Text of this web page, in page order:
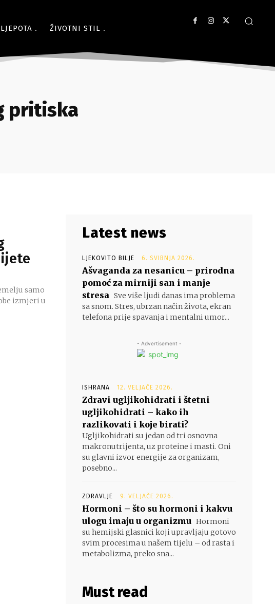
LJEPOTA ŽIVOTNI STIL
pritiska
samo
izmjeri u
Latest news
LJEKOVITO BILJE 6. SVIBNJA 2026.
Ašvaganda za nesanicu – prirodna
pomoć za mirniji san i manje
stresa Sve više ljudi danas ima problema
sa snom. Stres, ubrzan način života, ekran
telefona prije spavanja i mentalni umor...
- Advertisement -
ISHRANA 12. VELJAČE 2026.
Zdravi ugljikohidrati i štetni
ugljikohidrati – kako ih
razlikovati i koje birati?
Ugljikohidrati su jedan od tri osnovna
makronutrijenta, uz proteine i masti. Oni
su glavni izvor energije za organizam,
posebno...
ZDRAVLJE 9. VELJAČE 2026.
Hormoni – što su hormoni i kakvu
ulogu imaju u organizmu Hormoni
su hemijski glasnici koji upravljaju gotovo
svim procesima u našem tijelu – od rasta i
metabolizma, preko sna...
Must read